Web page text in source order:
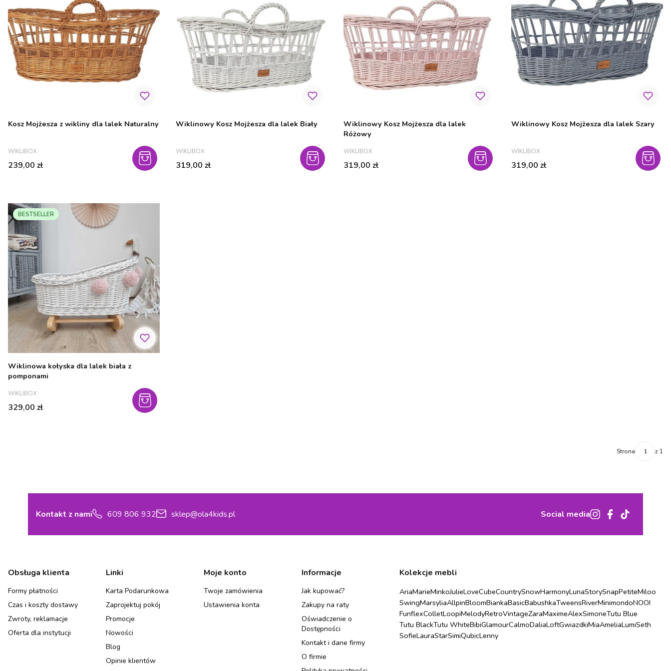
Kosz Mojżesza z wikliny dla lalek Naturalny
PRODUCENT
WIKLIBOX
Cena
239,00 zł
Wiklinowy Kosz Mojżesza dla lalek Biały
PRODUCENT
WIKLIBOX
Cena
319,00 zł
Wiklinowy Kosz Mojżesza dla lalek
Różowy
PRODUCENT
WIKLIBOX
Cena
319,00 zł
Wiklinowy Kosz Mojżesza dla lalek Szary
PRODUCENT
WIKLIBOX
Cena
319,00 zł
BESTSELLER
Wiklinowa kołyska dla lalek biała z
pomponami
PRODUCENT
WIKLIBOX
Cena
329,00 zł
Strona z 1
Kontakt z nami 609 806 932 sklep@ola4kids.pl Social media
Linki w stopce
Obsługa klienta
Formy płatności
Czas i koszty dostawy
Zwroty, reklamacje
Oferta dla instytucji
Linki
Karta Podarunkowa
Zaprojektuj pokój
Promocje
Nowości
Blog
Opinie klientów
Moje konto
Twoje zamówienia
Ustawienia konta
Informacje
Jak kupować?
Zakupy na raty
Oświadczenie o
Dostępności
Kontakt i dane firmy
O firmie
Kolekcje mebli
AriaMarieMinkoJulieLoveCubeCountrySnowHarmonyLunaStorySnapPetiteMiloo
SwingMarsyliaAllpinBloomBiankaBasicBabushkaTweensRiverMinimondoNOOI
FunflexColletLoopiMelodyRetroVintageZaraMaximeAlexSimoneTutu Blue
Tutu BlackTutu WhiteBibiGlamourCalmoDaliaLoftGwiazdkiMiaAmeliaLumiSeth
SofieLauraStarSimiQubicLenny